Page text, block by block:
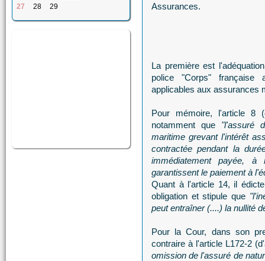
27
28 29
Assurances.
La première est
police "Corps" française
applicables aux assurances
Pour mémoire, l'article 8
notamment que "l'assuré
maritime grevant l'intérêt
contractée pendant la
immédiatement payée,
garantissent le paiement à
Quant à l'article 14, il
obligation et stipule que
peut entraîner (....) la nullité
Pour la Cour, dans son
contraire à l'article L172-2
omission de l'assuré de